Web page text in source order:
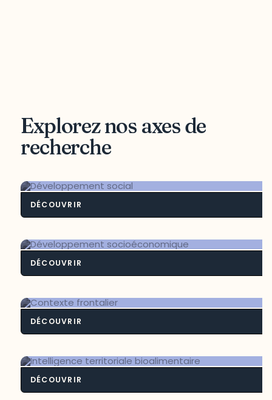
Explorez nos axes de
recherche
DÉCOUVRIR
DÉCOUVRIR
DÉCOUVRIR
DÉCOUVRIR